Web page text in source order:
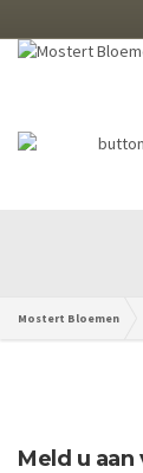
Mostert Bloemen
Meld u